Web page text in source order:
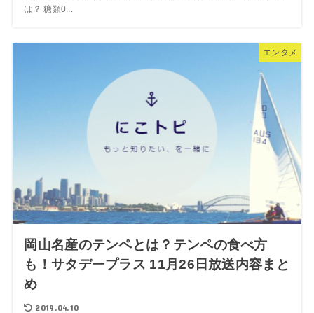
は？ 糖類0...
エンタメ
岡山名産のテンペとは？テンペの食べ方
も！サタデープラス 11月26日放送内容まと
め
2019.04.10